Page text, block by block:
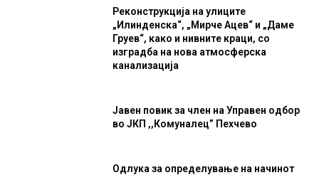
Реконструкција на улиците
„Илинденска“, „Мирче Ацев“ и „Даме
Груев“, како и нивните краци, со
изградба на нова атмосферска
канализација
Јавен повик за член на Управен одбор
во ЈКП ,,Комуналец” Пехчево
Одлука за определување на начинот